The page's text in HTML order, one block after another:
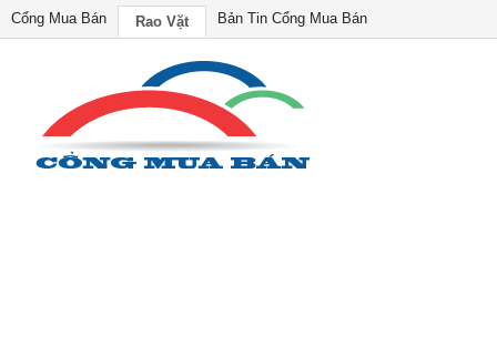
Cổng Mua Bán Rao Vặt Bản Tin Cổng Mua Bán